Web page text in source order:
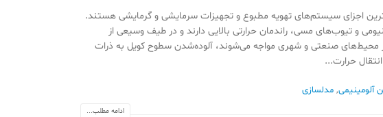
اجزای سیستم‌های تهویه مطبوع و تجهیزات سرمایشی و گرمایشی هستند.
و تیوب‌های مسی، راندمان حرارتی بالایی دارند و در طیف وسیعی از
در محیط‌های صنعتی و شهری مواجه می‌شوند، آلوده‌شدن سطوح کویل به ذرات
حرارت...
آلومینیمی, مدلسازی
ادامه مطلب...